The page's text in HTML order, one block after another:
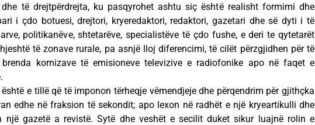
të drejtpërdrejta, ku pasqyrohet ashtu siç është realisht formimi dhe
i çdo botuesi, drejtori, kryeredaktori, redaktori, gazetari dhe së dyti i të
politikanëve, shtetarëve, specialistëve të çdo fushe, e deri te qytetarët
të zonave rurale, pa asnjë lloj diferencimi, të cilët përzgjidhen për të
kornizave të emisioneve televizive e radiofonike apo në faqet e
e tillë që të imponon tërheqje vëmendjeje dhe përqendrim për gjithçka
edhe në fraksion të sekondit; apo lexon në radhët e një kryeartikulli dhe
një gazetë a revistë. Sytë dhe veshët e secilit duket sikur luajnë rolin e